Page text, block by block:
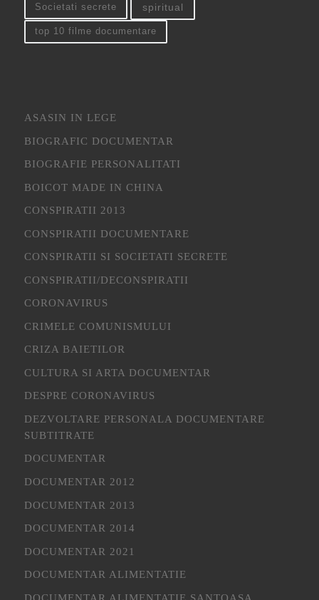
Societati secrete spiritual
top 10 filme documentare
ASASIN IN LEGE
BIOGRAFIC DOCUMENTAR
BIOGRAFIE PERSONALITATI
BOICOT MADE IN CHINA
CONSPIRATII 2013
CONSPIRATII DOCUMENTARE
CONSPIRATII SI SOCIETATI SECRETE
CONSPIRATII/DECONSPIRATII
CORONAVIRUS
CRIMELE COMUNISMULUI
CRIZA BAIETILOR
CULTURA SI ARTA DOCUMENTAR
DESPRE CORONAVIRUS
DEZVOLTARE PERSONALA DOCUMENTARE
SUBTITRATE
DOCUMENTAR
DOCUMENTAR 2012
DOCUMENTAR 2013
DOCUMENTAR 2014
DOCUMENTAR 2021
DOCUMENTAR ALIMENTATIE
DOCUMENTAR ALIMENTATIE SANTOASA